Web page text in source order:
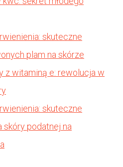
skuteczne
plam na skórze
z witaminą e: rewolucja w
skuteczne
skóry podatnej na